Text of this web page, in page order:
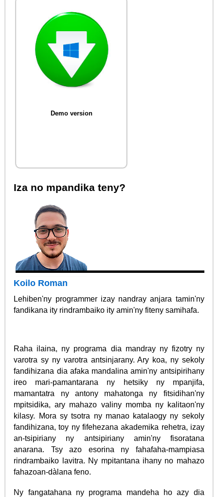
Demo version
Iza no mpandika teny?
Koilo Roman
Lehiben'ny programmer izay nandray anjara tamin'ny
fandikana ity rindrambaiko ity amin'ny fiteny samihafa.
Raha ilaina, ny programa dia mandray ny fizotry ny
varotra sy ny varotra antsinjarany. Ary koa, ny sekoly
fandihizana dia afaka mandalina amin'ny antsipirihany
ireo mari-pamantarana ny hetsiky ny mpanjifa,
mamantatra ny antony mahatonga ny fitsidihan'ny
mpitsidika, ary mahazo valiny momba ny kalitaon'ny
kilasy. Mora sy tsotra ny manao katalaogy ny sekoly
fandihizana, toy ny fifehezana akademika rehetra, izay
an-tsipiriany ny antsipiriany amin'ny fisoratana
anarana. Tsy azo esorina ny fahafaha-mampiasa
rindrambaiko lavitra. Ny mpitantana ihany no mahazo
fahazoan-dàlana feno.
Ny fangatahana ny programa mandeha ho azy dia